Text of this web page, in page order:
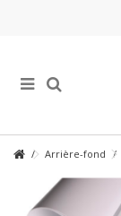
Arrière-fond